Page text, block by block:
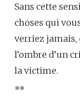
Sans cette
choses qui
verriez jamais,
l’ombre d’un
la victime.
**